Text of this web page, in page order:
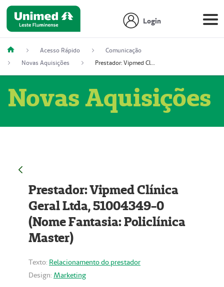
Login
Acesso Rápido
Comunicação
Novas Aquisições
Prestador: Vipmed Clínica Geral Ltda, 51004349-0 (Nome Fantasia: Policlínica Master)
Novas Aquisições
Prestador: Vipmed Clínica
Geral Ltda, 51004349-0
(Nome Fantasia: Policlínica
Master)
Texto: Relacionamento do prestador
Design: Marketing